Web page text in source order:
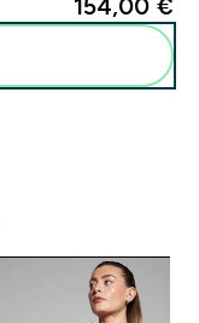
154,00 €‎